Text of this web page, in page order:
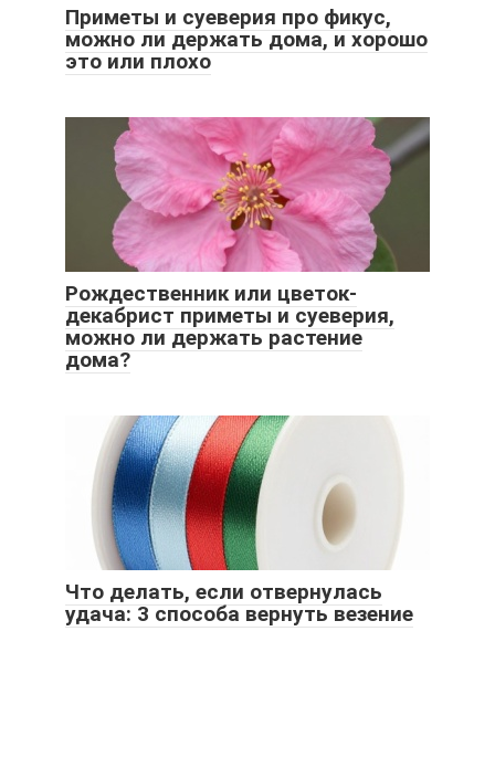
Приметы и суеверия про фикус,
можно ли держать дома, и хорошо
это или плохо
Рождественник или цветок-
декабрист приметы и суеверия,
можно ли держать растение
дома?
Что делать, если отвернулась
удача: 3 способа вернуть везение